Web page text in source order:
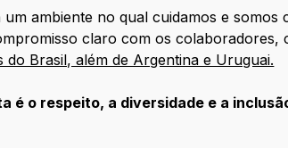
ambiente no qual cuidamos e somos
claro com os colaboradores,
Brasil, além de Argentina e Uruguai.
é o respeito, a diversidade e a